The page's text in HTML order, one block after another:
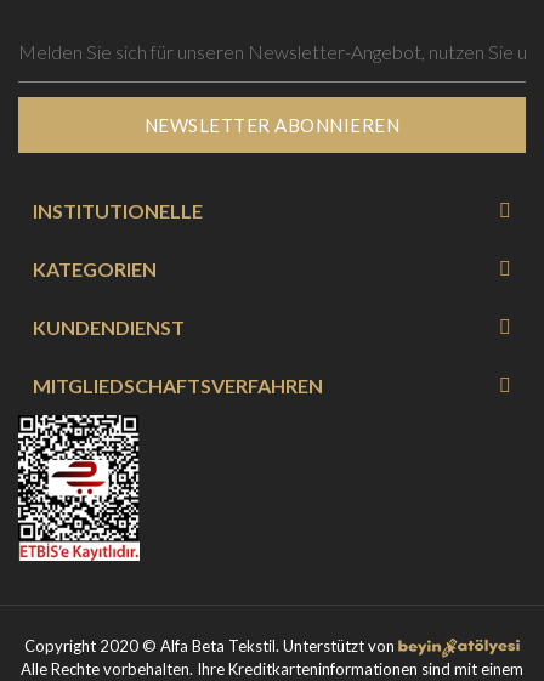
NEWSLETTER ABONNIEREN
INSTITUTIONELLE
KATEGORIEN
KUNDENDIENST
MITGLIEDSCHAFTSVERFAHREN
Copyright 2020 © Alfa Beta Tekstil. Unterstützt von
Alle Rechte vorbehalten. Ihre Kreditkarteninformationen sind mit einem